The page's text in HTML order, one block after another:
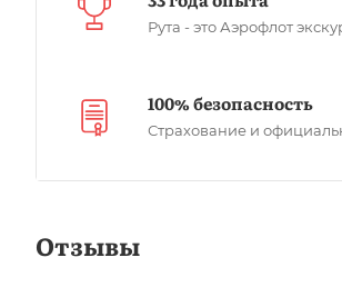
Рута - это Аэрофлот
100% безопасность
Страхование и
Отзывы